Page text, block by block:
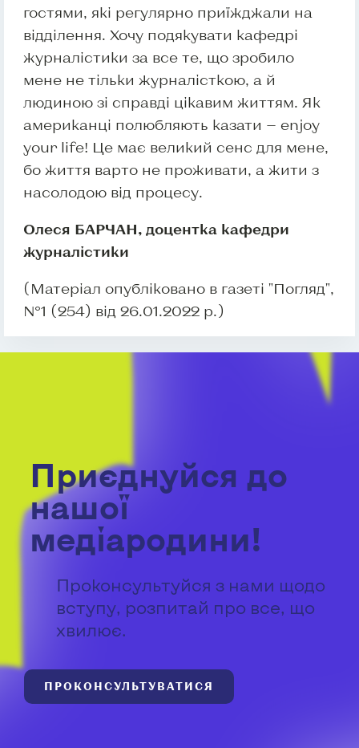
гостями, які регулярно приїжджали на
відділення. Хочу подякувати кафедрі
журналістики за все те, що зробило
мене не тільки журналісткою, а й
людиною зі справді цікавим життям. Як
американці полюбляють казати — enjoy
your life! Це має великий сенс для мене,
бо життя варто не проживати, а жити з
насолодою від процесу.
Олеся БАРЧАН, доцентка кафедри
журналістики
(Матеріал опубліковано в газеті "Погляд",
№1 (254) від 26.01.2022 р.)
Приєднуйся до
нашої
медіародини!
Проконсультуйся з нами щодо
вступу, розпитай про все, що
хвилює.
ПРОКОНСУЛЬТУВАТИСЯ